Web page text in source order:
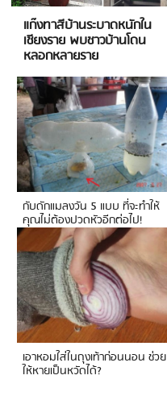
แก๊งทาสีบ้านระบาดหนักใน
เชียงราย พบชาวบ้านโดน
หลอกหลายราย
กับดักแมลงวัน 5 แบบ ที่จะทำให้
คุณไม่ต้องปวดหัวอีกต่อไป!
เอาหอมใส่ในถุงเท้าก่อนนอน ช่วย
ให้หายเป็นหวัดได้?